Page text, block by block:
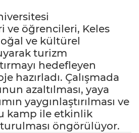
ve öğrencileri, Keles
ve kültürel
turizm
hedefleyen
hazırladı. Çalışmada
azaltılması, yaya
yaygınlaştırılması ve
kamp ile etkinlik
öngörülüyor.